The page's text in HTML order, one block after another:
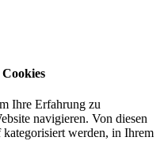
Ihre Erfahrung zu
navigieren. Von diesen
werden, in Ihrem